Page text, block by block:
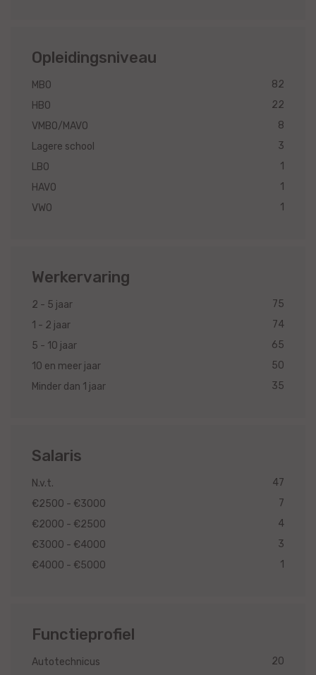
Opleidingsniveau
MBO
82
HBO
22
VMBO/MAVO
8
Lagere school
3
LBO
1
HAVO
1
VWO
1
Werkervaring
2 - 5 jaar
75
1 - 2 jaar
74
5 - 10 jaar
65
10 en meer jaar
50
Minder dan 1 jaar
35
Salaris
N.v.t.
47
€2500 - €3000
7
€2000 - €2500
4
€3000 - €4000
3
€4000 - €5000
1
Functieprofiel
Autotechnicus
20